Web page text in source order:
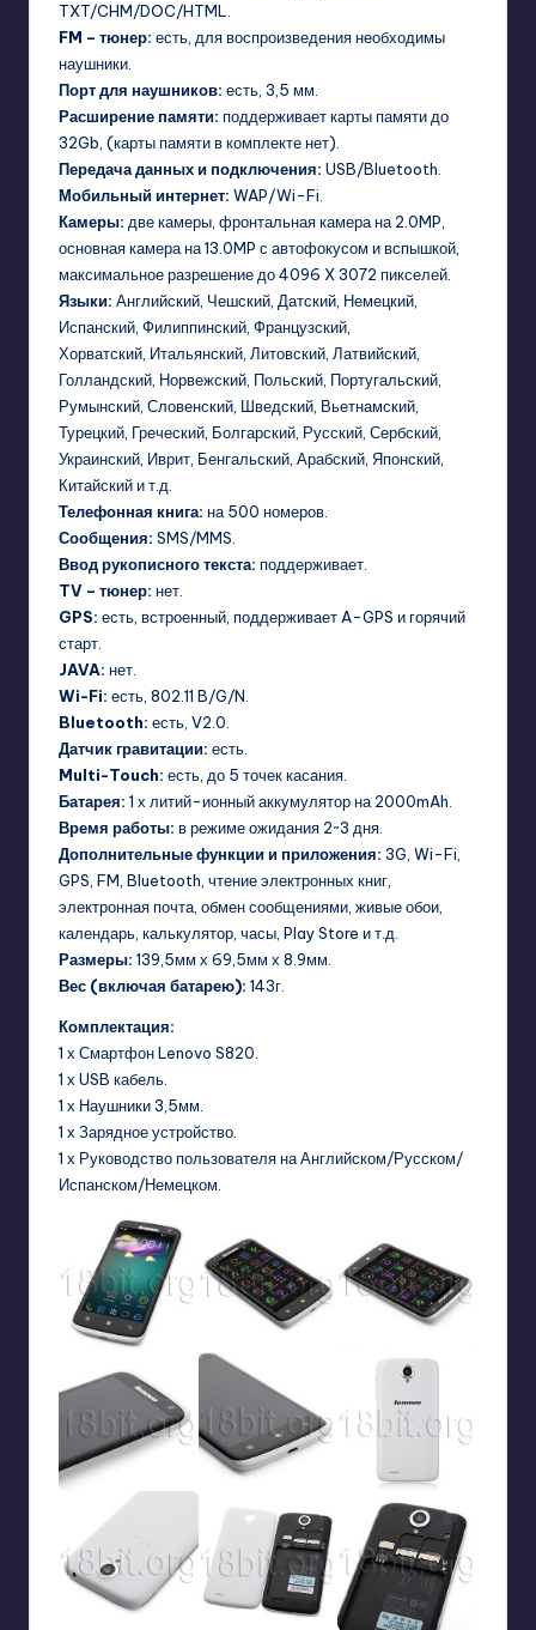
TXT/CHM/DOC/HTML.
FM – тюнер: есть, для воспроизведения необходимы
наушники.
Порт для наушников: есть, 3,5 мм.
Расширение памяти: поддерживает карты памяти до
32Gb, (карты памяти в комплекте нет).
Передача данных и подключения: USB/Bluetooth.
Мобильный интернет: WAP/Wi-Fi.
Камеры: две камеры, фронтальная камера на 2.0MP,
основная камера на 13.0MP с автофокусом и вспышкой,
максимальное разрешение до 4096 X 3072 пикселей.
Языки: Английский, Чешский, Датский, Немецкий,
Испанский, Филиппинский, Французский,
Хорватский, Итальянский, Литовский, Латвийский,
Голландский, Норвежский, Польский, Португальский,
Румынский, Словенский, Шведский, Вьетнамский,
Турецкий, Греческий, Болгарский, Русский, Сербский,
Украинский, Иврит, Бенгальский, Арабский, Японский,
Китайский и т.д.
Телефонная книга: на 500 номеров.
Сообщения: SMS/MMS.
Ввод рукописного текста: поддерживает.
TV – тюнер: нет.
GPS: есть, встроенный, поддерживает A-GPS и горячий
старт.
JAVA: нет.
Wi-Fi: есть, 802.11 B/G/N.
Bluetooth: есть, V2.0.
Датчик гравитации: есть.
Multi-Touch: есть, до 5 точек касания.
Батарея: 1 х литий-ионный аккумулятор на 2000mAh.
Время работы: в режиме ожидания 2~3 дня.
Дополнительные функции и приложения: 3G, Wi-Fi,
GPS, FM, Bluetooth, чтение электронных книг,
электронная почта, обмен сообщениями, живые обои,
календарь, калькулятор, часы, Play Store и т.д.
Размеры: 139,5мм х 69,5мм х 8.9мм.
Вес (включая батарею): 143г.
Комплектация:
1 х Смартфон Lenovo S820.
1 х USB кабель.
1 х Наушники 3,5мм.
1 х Зарядное устройство.
1 х Руководство пользователя на Английском/Русском/
Испанском/Немецком.